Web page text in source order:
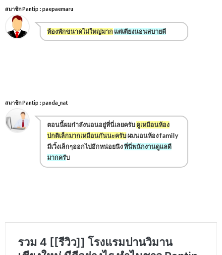
สมาชิก Pantip : paepaemaru
ห้องพักขนาดไม่ใหญ่มาก แต่เตียงนอนสบายดี
สมาชิก Pantip :panda_nat
ตอนนี้ผมกำลังนอนอยู่ที่นี่เลยครับ ดูเหมือนห้อง
ปกติเล็กมากเหมือนกันนะครับผมนอนห้อง family
มีเวิ้งเล็กๆออกไปอีกหน่อยนึงที่นี่พนักงานดูแลดี
มากครับ